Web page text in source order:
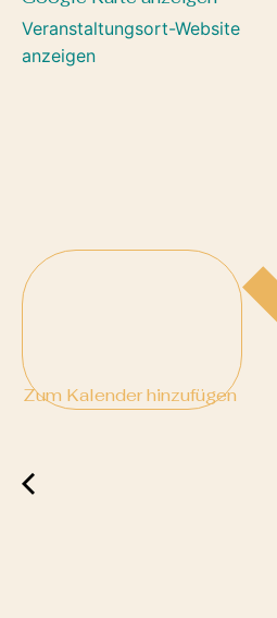
Veranstaltungsort-Website
anzeigen
Zum Kalender hinzufügen